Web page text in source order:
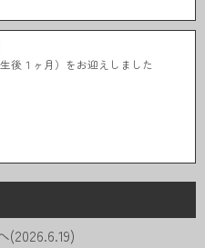
後１ヶ月）をお迎えしました